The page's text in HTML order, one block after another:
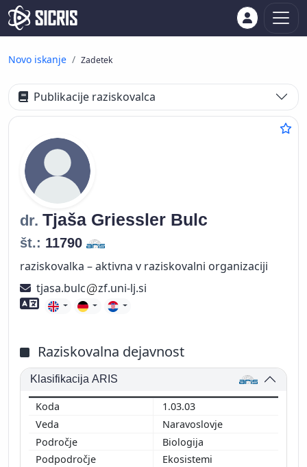
Novo iskanje Zadetek
Publikacije raziskovalca
dr. Tjaša Griessler Bulc
št.: 11790
raziskovalka – aktivna v raziskovalni organizaciji
tjasa.bulc
zf.uni-lj.si
Znanje tujih jezikov
Raziskovalna dejavnost
Klasifikacija ARIS
1.03.03
Naravoslovje
Biologija
Ekosistemi